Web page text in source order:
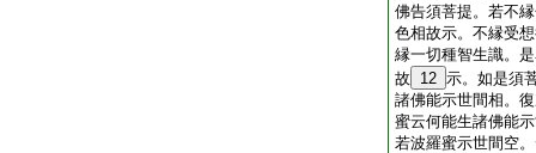
佛告須菩提。若不
色相故示。不縁受
縁一切種智生識。
故
12 示。如是須
諸佛能示世間相。
蜜云何能生諸佛能
若波羅蜜示世間空